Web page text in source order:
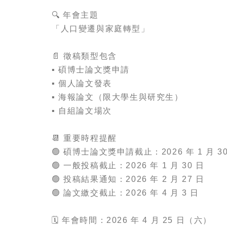
🔍 年會主題
「人口變遷與家庭轉型」
📄 徵稿類型包含
▪️ 碩博士論文獎申請
▪️ 個人論文發表
▪️ 海報論文（限大學生與研究生）
▪️ 自組論文場次
📆 重要時程提醒
🟢 碩博士論文獎申請截止：2026 年 1 月
🟢 一般投稿截止：2026 年 1 月 30 日
🟢 投稿結果通知：2026 年 2 月 27 日
🟢 論文繳交截止：2026 年 4 月 3 日
🗓 年會時間：2026 年 4 月 25 日（六）